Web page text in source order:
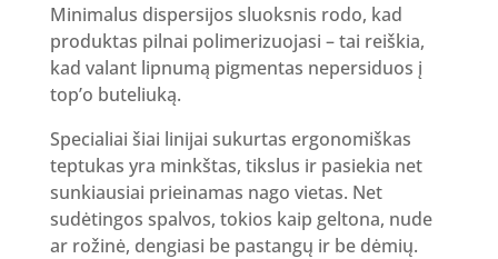
Minimalus dispersijos sluoksnis rodo, kad
produktas pilnai polimerizuojasi – tai reiškia,
kad valant lipnumą pigmentas nepersiduos į
top’o buteliuką.
Specialiai šiai linijai sukurtas ergonomiškas
teptukas yra minkštas, tikslus ir pasiekia net
sunkiausiai prieinamas nago vietas. Net
sudėtingos spalvos, tokios kaip geltona, nude
ar rožinė, dengiasi be pastangų ir be dėmių.